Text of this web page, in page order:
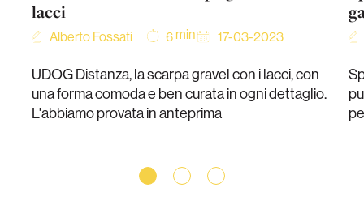
lacci
Alberto Fossati 6 min 17-03-2023
UDOG Distanza, la scarpa gravel con i lacci, con
una forma comoda e ben curata in ogni dettaglio.
L'abbiamo provata in anteprima